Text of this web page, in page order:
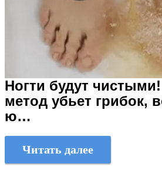
Ногти будут
метод убьет грибок,
ю…
Читать далее